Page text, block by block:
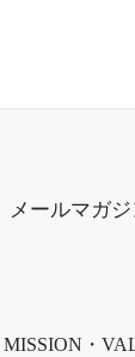
メールマガ
・